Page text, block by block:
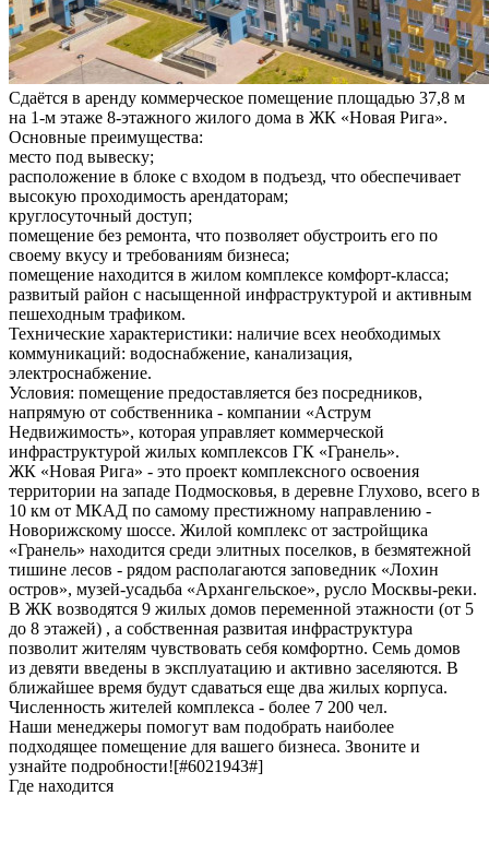
Сдаётся в аренду коммерческое помещение площадью 37,8 м
на 1-м этаже 8-этажного жилого дома в ЖК «Новая Рига».
Основные преимущества:
место под вывеску;
расположение в блоке с входом в подъезд, что обеспечивает
высокую проходимость арендаторам;
круглосуточный доступ;
помещение без ремонта, что позволяет обустроить его по
своему вкусу и требованиям бизнеса;
помещение находится в жилом комплексе комфорт-класса;
развитый район с насыщенной инфраструктурой и активным
пешеходным трафиком.
Технические характеристики: наличие всех необходимых
коммуникаций: водоснабжение, канализация,
электроснабжение.
Условия: помещение предоставляется без посредников,
напрямую от собственника - компании «Аструм
Недвижимость», которая управляет коммерческой
инфраструктурой жилых комплексов ГК «Гранель».
ЖК «Новая Рига» - это проект комплексного освоения
территории на западе Подмосковья, в деревне Глухово, всего в
10 км от МКАД по самому престижному направлению -
Новорижскому шоссе. Жилой комплекс от застройщика
«Гранель» находится среди элитных поселков, в безмятежной
тишине лесов - рядом располагаются заповедник «Лохин
остров», музей-усадьба «Архангельское», русло Москвы-реки.
В ЖК возводятся 9 жилых домов переменной этажности (от 5
до 8 этажей) , а собственная развитая инфраструктура
позволит жителям чувствовать себя комфортно. Семь домов
из девяти введены в эксплуатацию и активно заселяются. В
ближайшее время будут сдаваться еще два жилых корпуса.
Численность жителей комплекса - более 7 200 чел.
Наши менеджеры помогут вам подобрать наиболее
подходящее помещение для вашего бизнеса. Звоните и
узнайте подробности![#6021943#]
Где находится